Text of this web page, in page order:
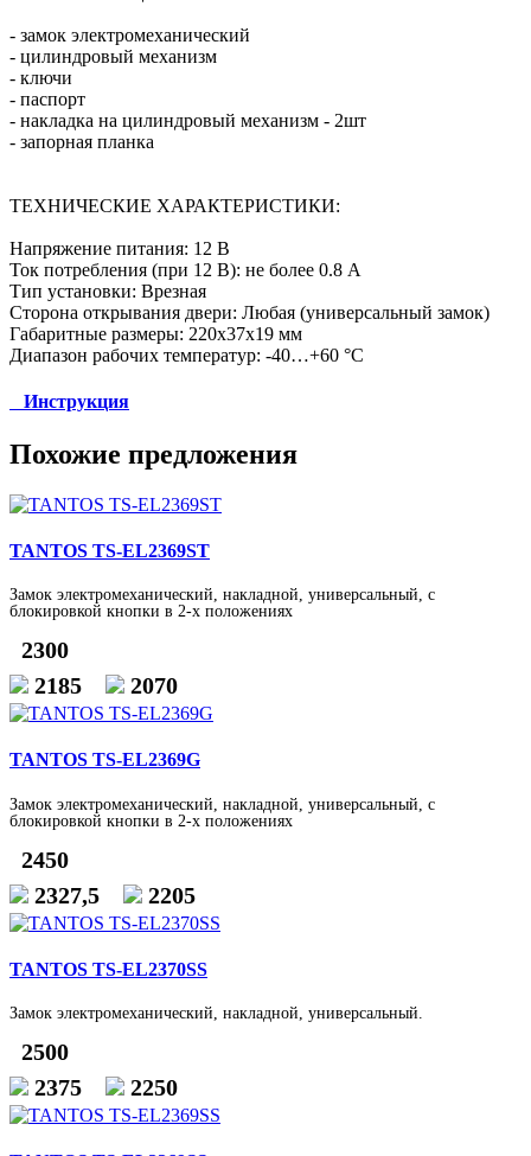
- замок электромеханический
- цилиндровый механизм
- ключи
- паспорт
- накладка на цилиндровый механизм - 2шт
- запорная планка
ТЕХНИЧЕСКИЕ ХАРАКТЕРИСТИКИ:
Напряжение питания: 12 B
Ток потребления (при 12 В): не более 0.8 А
Тип установки: Врезная
Сторона открывания двери: Любая (универсальный замок)
Габаритные размеры: 220х37х19 мм
Диапазон рабочих температур: -40…+60 °С
Инструкция
Похожие предложения
TANTOS TS-EL2369ST
Замок электромеханический, накладной, универсальный, с
блокировкой кнопки в 2-х положениях
2300
2185
2070
TANTOS TS-EL2369G
Замок электромеханический, накладной, универсальный, с
блокировкой кнопки в 2-х положениях
2450
2327,5
2205
TANTOS TS-EL2370SS
Замок электромеханический, накладной, универсальный.
2500
2375
2250